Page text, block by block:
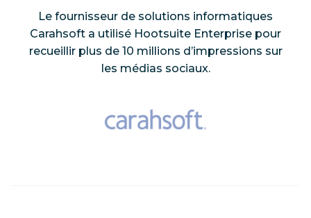
Le fournisseur de solutions informatiques
Carahsoft a utilisé Hootsuite Enterprise pour
recueillir plus de 10 millions d’impressions sur
les médias sociaux.